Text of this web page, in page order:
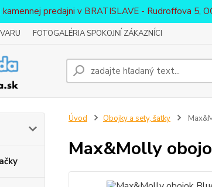
predajni v BRATISLAVE - Rudroffova 5,
FOTOGALÉRIA SPOKOJNÍ ZÁKAZNÍCI
Úvod Obojky a sety, šatky
Max&Molly